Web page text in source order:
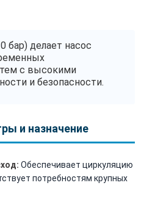
бар) делает насос
с высокими
и безопасности.
и назначение
Обеспечивает циркуляцию
потребностям крупных